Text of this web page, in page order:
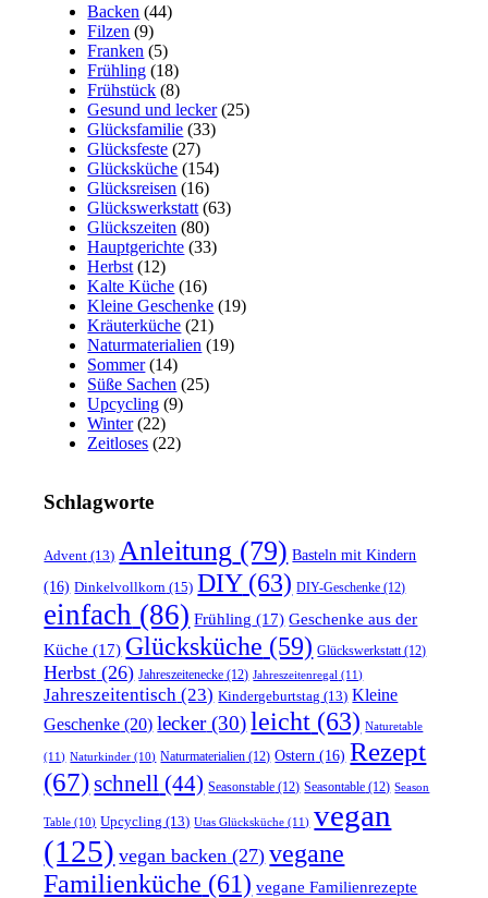
Backen (44)
Filzen (9)
Franken (5)
Frühling (18)
Frühstück (8)
Gesund und lecker(25)
Glücksfamilie (33)
Glücksfeste (27)
Glücksküche (154)
Glücksreisen (16)
Glückswerkstatt (63)
Glückszeiten (80)
Hauptgerichte (33)
Herbst (12)
Kalte Küche (16)
Kleine Geschenke (19)
Kräuterküche (21)
Naturmaterialien (19)
Sommer(14)
Süße Sachen (25)
Upcycling (9)
Winter(22)
Zeitloses (22)
Schlagworte
Advent (13) Anleitung (79) Basteln mit Kindern
(16) Dinkelvollkorn (15) DIY(63) DIY-Geschenke (12)
einfach (86) Frühling (17) Geschenke aus der
Küche (17) Glücksküche (59) Glückswerkstatt(12)
Herbst (26) Jahreszeitenecke (12) Jahreszeitenregal (11)
Jahreszeitentisch (23) Kindergeburtstag (13) Kleine
Geschenke (20) lecker(30) leicht (63) Naturetable
(11) Naturkinder (10) Naturmaterialien (12) Ostern (16) Rezept
(67)schnell (44) Seasonstable (12) Seasontable (12) Season
Table (10) Upcycling (13) Utas Glücksküche (11) vegan
(125) vegan backen (27) vegane
Familienküche (61) vegane Familienrezepte